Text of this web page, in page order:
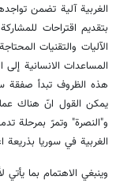
الغربية آلية تضمن
بتقديم اقتراحات
الآليات والتقنيات
المساعدات الانسانية
هذه الظروف تبدأ صفقة
يمكن القول انّ هناك
و"النصرة" وتمرّ بمرحلة
الغربية في سوريا بذريعة
وينبغي الاهتمام بما